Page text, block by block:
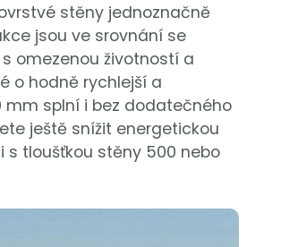
stěny jednoznačně
jsou ve srovnání se
omezenou životností a
o hodně rychlejší a
mm splní i bez dodatečného
ještě snížit energetickou
tloušťkou stěny 500 nebo